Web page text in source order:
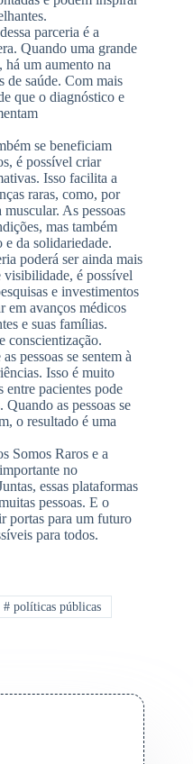
parceria é a
Quando uma grande
há um aumento na
de saúde. Com mais
que o diagnóstico e
se beneficiam
é possível criar
Isso facilita a
raras, como, por
As pessoas
mas também
da solidariedade.
poderá ser ainda mais
é possível
e investimentos
em avanços médicos
e suas famílias.
conscientização.
pessoas se sentem à
Isso é muito
entre pacientes pode
as pessoas se
o resultado é uma
Somos Raros e a
no
essas plataformas
pessoas. E o
portas para um futuro
para todos.
# políticas públicas